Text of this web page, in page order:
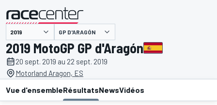
présenté par GP D'ARAGÓN
2019 MotoGP GP d'Aragón
20 sept. 2019 au 22 sept. 2019
Motorland Aragon, ES
Vue d'ensembleRésultatsNewsVidéos